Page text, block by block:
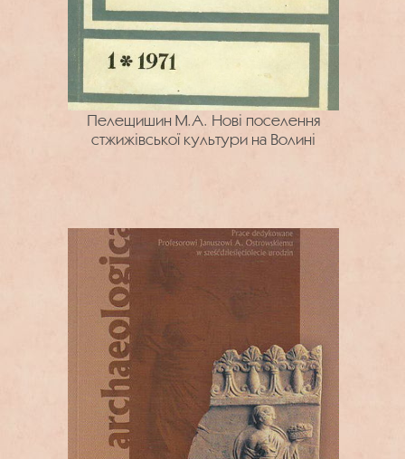
Пелещишин М.А. Нові поселення
стжижівської культури на Волині